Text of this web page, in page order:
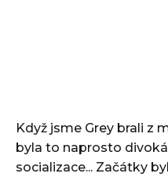
Když jsme Grey brali z
byla to naprosto
socializace... Začátky